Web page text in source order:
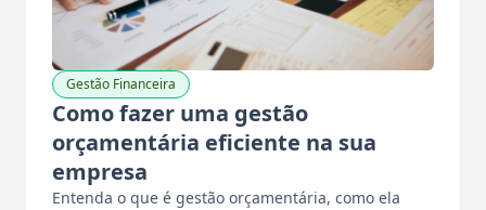
Gestão Financeira
Como fazer uma gestão
orçamentária eficiente na sua
empresa
Entenda o que é gestão orçamentária, como ela